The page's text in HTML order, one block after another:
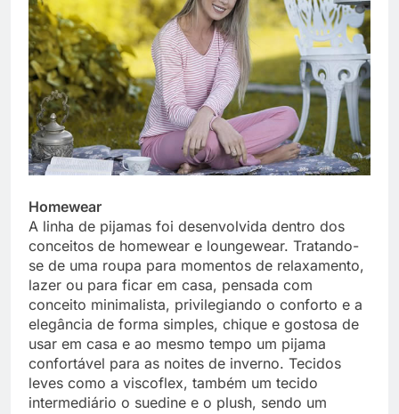
Homewear
A linha de pijamas foi desenvolvida dentro dos
conceitos de homewear e loungewear. Tratando-
se de uma roupa para momentos de relaxamento,
lazer ou para ficar em casa, pensada com
conceito minimalista, privilegiando o conforto e a
elegância de forma simples, chique e gostosa de
usar em casa e ao mesmo tempo um pijama
confortável para as noites de inverno. Tecidos
leves como a viscoflex, também um tecido
intermediário o suedine e o plush, sendo um